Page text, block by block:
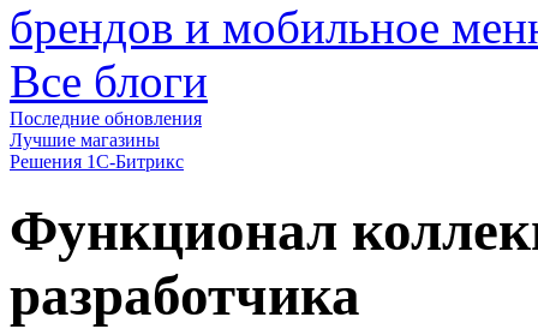
брендов и мобильное
Все блоги
Последние обновления
Лучшие магазины
Решения 1С-Битрикс
Функционал
разработчика